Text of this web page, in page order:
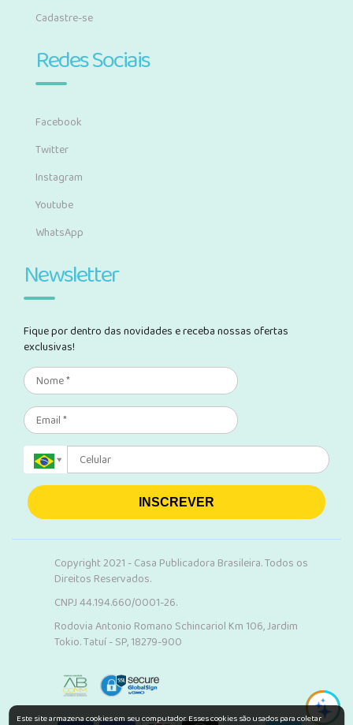
Cadastre-se
Redes Sociais
Facebook
Twitter
Instagram
Youtube
WhatsApp
Newsletter
Fique por dentro das novidades e receba nossas ofertas
exclusivas!
INSCREVER
Copyright 2021 - Casa Publicadora Brasileira. Todos os
Direitos Reservados.
CNPJ 44.194.660/0001-26.
Rodovia Antonio Romano Schincariol Km 106, Jardim
Tokio. Tatuí - SP, 18279-900
Este site armazena cookies em seu computador. Esses cookies são usados para coletar